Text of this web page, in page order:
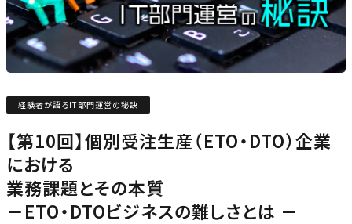
経験者が語るIT部門運営の秘訣
【第10回】個別受注生産（ETO・DTO）企業
における
業務課題とその本質
－ETO・DTOビジネスの難しさとは －